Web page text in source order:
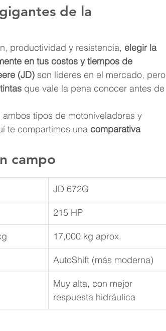
de la
productividad y resistencia, elegir la
en tus costos y tiempos de
(JD) son líderes en el mercado, pero
que vale la pena conocer antes de
tipos de motoniveladoras y
te compartimos una comparativa
campo
JD 672G
215 HP
17,000 kg aprox.
AutoShift (más moderna)
Muy alta, con mejor
respuesta hidráulica